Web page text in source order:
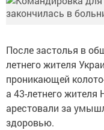
После застолья в
летнего жителя
проникающей
а 43-летнего жителя
арестовали за
здоровью.